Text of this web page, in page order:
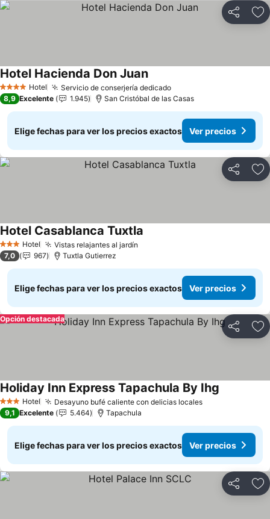
Compartir
4 EstrellasHotel Servicio de conserjería dedicado
Hotel Hacienda Don Juan
8,9 Excelente 1.945 San Cristóbal de las Casas
Elige fechas para ver los precios exactos Ver precios
Compartir
3 Estrellas
Hotel Vistas relajantes al jardín
Hotel Casablanca Tuxtla
7,0 967 Tuxtla Gutierrez
Elige fechas para ver los precios exactos Ver precios
Compartir
Opción destacada
3 Estrellas
Hotel Desayuno bufé caliente con delicias locales
Holiday Inn Express Tapachula By Ihg
9,1 Excelente 5.464 Tapachula
Elige fechas para ver los precios exactos Ver precios
Compartir